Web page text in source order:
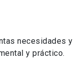
necesidades
y práctico.